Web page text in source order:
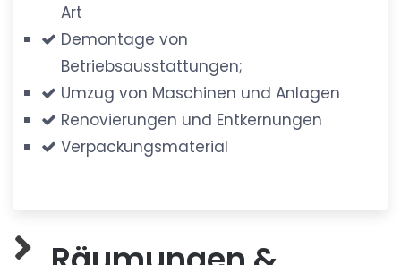
Art
Demontage von
Betriebsausstattungen;
Umzug von Maschinen und Anlagen
Renovierungen und Entkernungen
Verpackungsmaterial